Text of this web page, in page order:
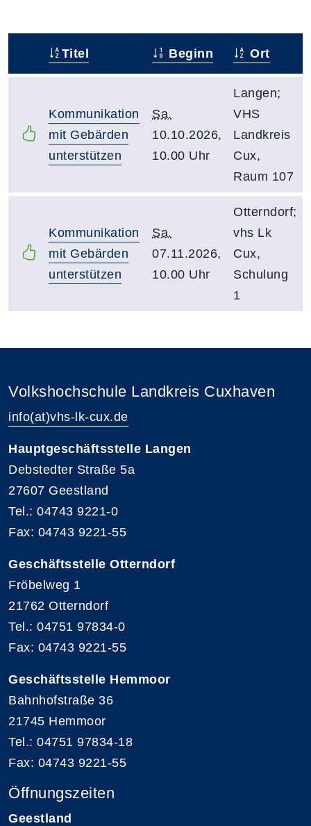
Titel Beginn Ort
Kommunikation
mit Gebärden
unterstützen
Sa.
10.10.2026,
10.00 Uhr
Langen;
VHS
Landkreis
Cux,
Raum 107
Kommunikation
mit Gebärden
unterstützen
Sa.
07.11.2026,
10.00 Uhr
Otterndorf;
vhs Lk
Cux,
Schulung
1
Volkshochschule Landkreis Cuxhaven
info(at)vhs-lk-cux.de
Hauptgeschäftsstelle Langen
Debstedter Straße 5a
27607 Geestland
Tel.: 04743 9221-0
Fax: 04743 9221-55
Geschäftsstelle Otterndorf
Fröbelweg 1
21762 Otterndorf
Tel.: 04751 97834-0
Fax: 04743 9221-55
Geschäftsstelle Hemmoor
Bahnhofstraße 36
21745 Hemmoor
Tel.: 04751 97834-18
Fax: 04743 9221-55
Öffnungszeiten
Geestland